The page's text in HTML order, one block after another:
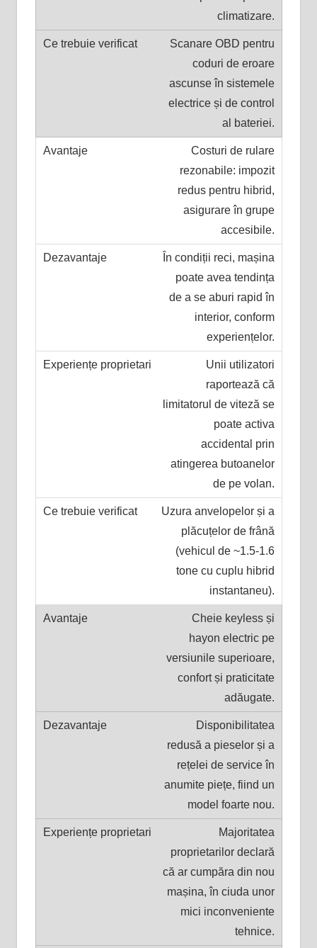
climatizare.
Scanare OBD pentru
coduri de eroare
ascunse în sistemele
electrice și de control
al bateriei.
Costuri de rulare
rezonabile: impozit
redus pentru hibrid,
asigurare în grupe
accesibile.
În condiții reci, mașina
poate avea tendința
de a se aburi rapid în
interior, conform
experiențelor.
Unii utilizatori
raportează că
limitatorul de viteză se
poate activa
accidental prin
atingerea butoanelor
de pe volan.
Uzura anvelopelor și a
plăcuțelor de frână
(vehicul de ~1.5-1.6
tone cu cuplu hibrid
instantaneu).
Cheie keyless și
hayon electric pe
versiunile superioare,
confort și praticitate
adăugate.
Disponibilitatea
redusă a pieselor și a
rețelei de service în
anumite piețe, fiind un
model foarte nou.
Majoritatea
proprietarilor declară
că ar cumpăra din nou
mașina, în ciuda unor
mici inconveniente
tehnice.